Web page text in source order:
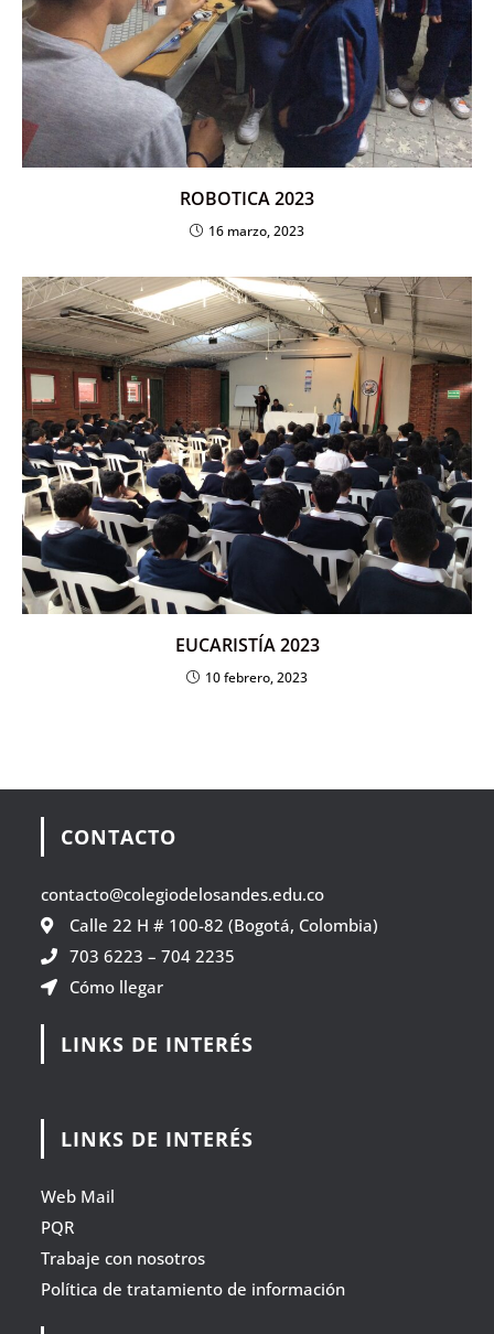
ROBOTICA 2023
16 marzo, 2023
EUCARISTÍA 2023
10 febrero, 2023
CONTACTO
contacto@colegiodelosandes.edu.co
Calle 22 H # 100-82 (Bogotá, Colombia)
703 6223 –704 2235
Cómo llegar
LINKS DE INTERÉS
LINKS DE INTERÉS
Web Mail
PQR
Trabaje con nosotros
Política de tratamiento de información